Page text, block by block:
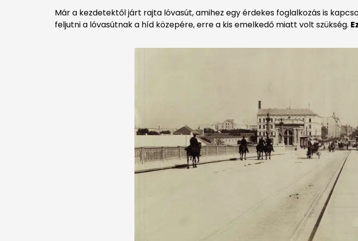
Már a kezdetektől járt rajta lóvasút, amihez egy érdekes foglalkozás is
feljutni a lóvasútnak a híd közepére, erre a kis emelkedő miatt volt szükség.